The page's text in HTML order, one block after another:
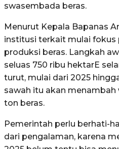
swasembada beras.
Menurut Kepala Bapanas
institusi terkait mulai fokus
produksi beras. Langkah
seluas 750 ribu hektarE
turut, mulai dari 2025
sawah itu akan menambah
ton beras.
Pemerintah perlu berhati-
dari pengalaman, karena